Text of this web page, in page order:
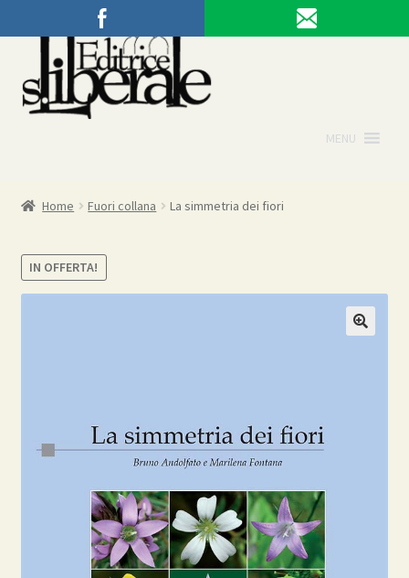
Vai
alla
navigazione
Vai
contenuto
MENU
Home Fuori collana La simmetria dei fiori
IN OFFERTA!